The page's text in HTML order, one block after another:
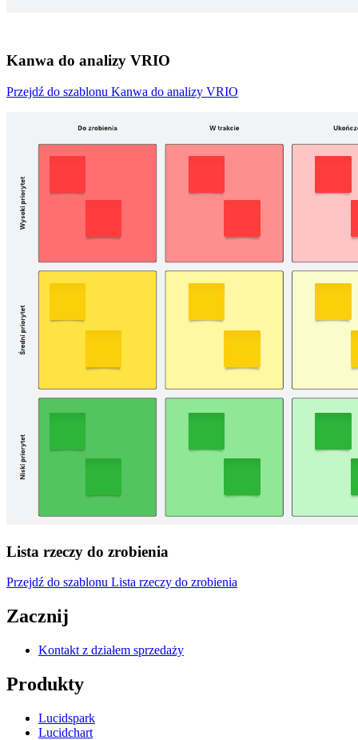
Kanwa do analizy VRIO
Przejdź do szablonu Kanwa do analizy VRIO
Lista rzeczy do zrobienia
Przejdź do szablonu Lista rzeczy do zrobienia
Zacznij
Kontakt z działem sprzedaży
Produkty
Lucidspark
Lucidchart